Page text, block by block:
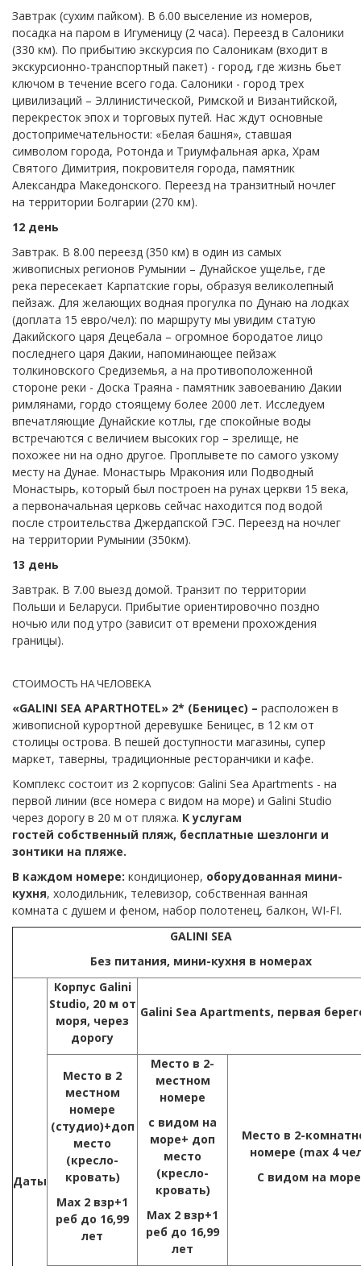
Завтрак (сухим пайком). В 6.00 выселение из номеров,
посадка на паром в Игуменицу (2 часа). Переезд в Салоники
(330 км). По прибытию экскурсия по Салоникам (входит в
экскурсионно-транспортный пакет) - город, где жизнь бьет
ключом в течение всего года. Салоники - город трех
цивилизаций – Эллинистической, Римской и Византийской,
перекресток эпох и торговых путей. Нас ждут основные
достопримечательности: «Белая башня», ставшая
символом города, Ротонда и Триумфальная арка, Храм
Святого Димитрия, покровителя города, памятник
Александра Македонского. Переезд на транзитный ночлег
на территории Болгарии (270 км).
12 день
Завтрак. В 8.00 переезд (350 км) в один из самых
живописных регионов Румынии – Дунайское ущелье, где
река пересекает Карпатские горы, образуя великолепный
пейзаж. Для желающих водная прогулка по Дунаю на лодках
(доплата 15 евро/чел): по маршруту мы увидим статую
Дакийского царя Децебала – огромное бородатое лицо
последнего царя Дакии, напоминающее пейзаж
толкиновского Средиземья, а на противоположенной
стороне реки - Доска Траяна - памятник завоеванию Дакии
римлянами, гордо стоящему более 2000 лет. Исследуем
впечатляющие Дунайские котлы, где спокойные воды
встречаются с величием высоких гор – зрелище, не
похожее ни на одно другое. Проплывете по самого узкому
месту на Дунае. Монастырь Мракония или Подводный
Монастырь, который был построен на рунах церкви 15 века,
а первоначальная церковь сейчас находится под водой
после строительства Джердапской ГЭС. Переезд на ночлег
на территории Румынии (350км).
13 день
Завтрак. В 7.00 выезд домой. Транзит по территории
Польши и Беларуси. Прибытие ориентировочно поздно
ночью или под утро (зависит от времени прохождения
границы).
СТОИМОСТЬ НА ЧЕЛОВЕКА
«GALINI SEA APARTHOTEL» 2* (Беницес) – расположен в
живописной курортной деревушке Беницес, в 12 км от
столицы острова. В пешей доступности магазины, супер
маркет, таверны, традиционные ресторанчики и кафе.
Комплекс состоит из 2 корпусов: Galini Sea Apartments - на
первой линии (все номера с видом на море) и Galini Studio
через дорогу в 20 м от пляжа. К услугам
гостей собственный пляж, бесплатные шезлонги и
зонтики на пляже.
В каждом номере: кондиционер, оборудованная мини-
кухня, холодильник, телевизор, собственная ванная
комната с душем и феном, набор полотенец, балкон, WI-FI.
GALINI SEA
Без питания, мини-кухня в номерах
Даты
Корпус Galini
Studio, 20 м от
моря, через
дорогу
Galini Sea Apartments, первая
Место в 2
местном
номере
(студио)+доп
место
(кресло-
кровать)
Max 2 взр+1
реб до 16,99
лет
Место в 2-
местном
номере
с видом на
море+ доп
место
(кресло-
кровать)
Max 2 взр+1
реб до 16,99
лет
Место в 2-
номере (max 4
С видом на море